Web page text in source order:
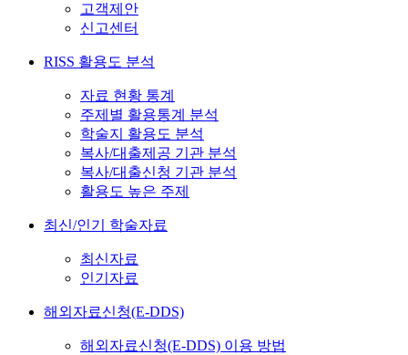
고객제안
신고센터
RISS 활용도 분석
자료 현황 통계
주제별 활용통계 분석
학술지 활용도 분석
복사/대출제공 기관 분석
복사/대출신청 기관 분석
활용도 높은 주제
최신/인기 학술자료
최신자료
인기자료
해외자료신청(E-DDS)
해외자료신청(E-DDS) 이용 방법